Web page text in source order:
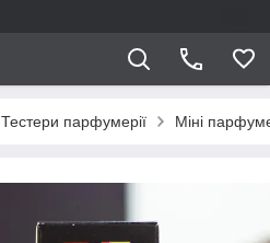
Тестери парфумерії Міні